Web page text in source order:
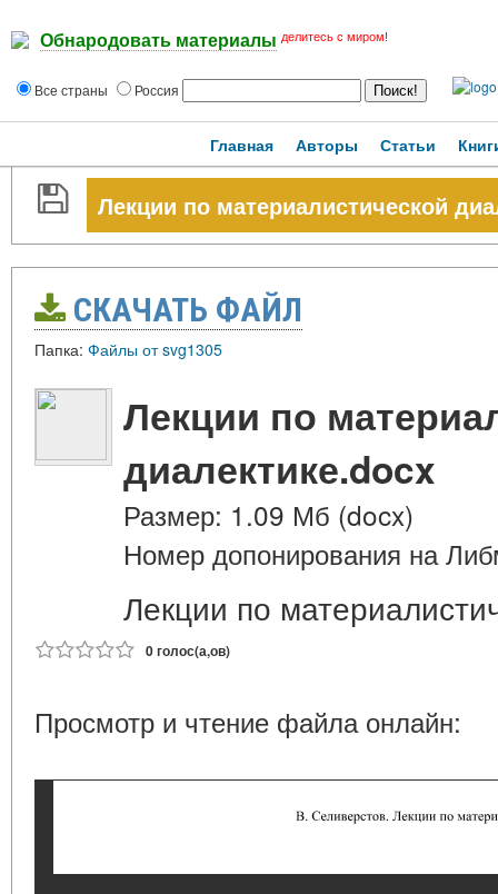
Обнародовать материалы делитесь с миром!
Все страны Россия
Главная Авторы Статьи
Лекции по материалистической
СКАЧАТЬ ФАЙЛ
Папка: Файлы от svg1305
Лекции по
диалектике.docx
Размер: 1.09 Мб (docx)
Номер допонирования на
Лекции по
0 голос(а,ов)
Просмотр и чтение файла онлайн: